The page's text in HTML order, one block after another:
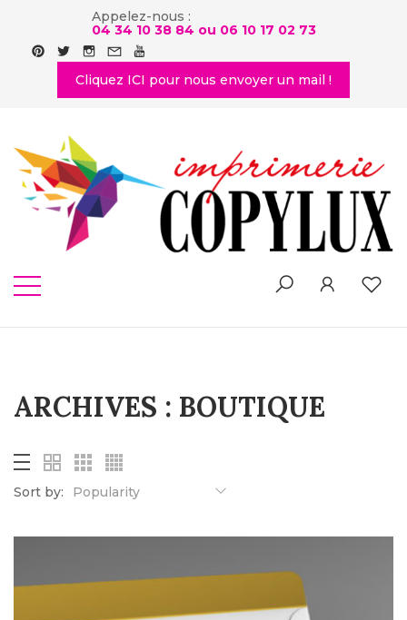
Appelez-nous :
04 34 10 38 84 ou 06 10 17 02 73
Cliquez ICI pour nous envoyer un mail !
ARCHIVES : BOUTIQUE
Sort by: Popularity